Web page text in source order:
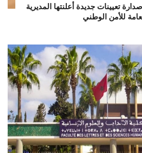
تعيينات جديدة أعلنتها المديرية
للأمن الوطني